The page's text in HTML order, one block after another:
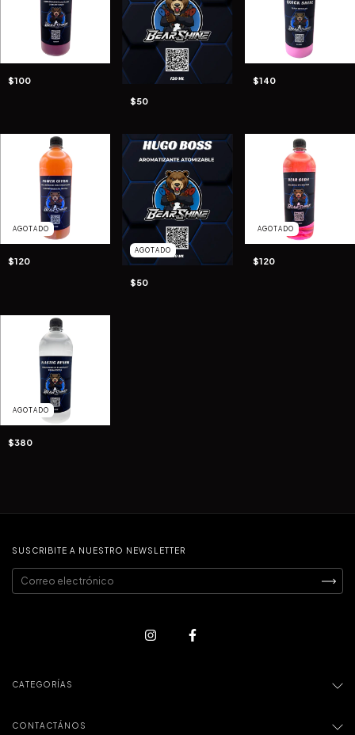
$100
$50
$140
AGOTADO
$120
AGOTADO
$50
AGOTADO
$120
AGOTADO
$380
SUSCRIBITE A NUESTRO NEWSLETTER
CATEGORÍAS
CONTACTÁNOS